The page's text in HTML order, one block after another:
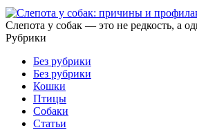
Слепота у собак — это не редкость, а
Рубрики
Без рубрики
Без рубрики
Кошки
Птицы
Собаки
Статьи